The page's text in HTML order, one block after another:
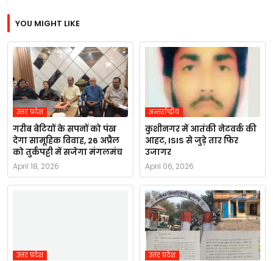
YOU MIGHT LIKE
उत्तर प्रदेश
गरीब बेटियों के सपनों को पंख
देगा सामूहिक विवाह, 26 अप्रैल
को तुर्कपट्टी में सजेगा मंगलमंच
April 18, 2026
अन्तर्राष्ट्रीय
कुशीनगर में आतंकी नेटवर्क की
आहट, ISIS से जुड़े तार फिर
उजागर
April 06, 2026
उत्तर प्रदेश उत्तर प्रदेश